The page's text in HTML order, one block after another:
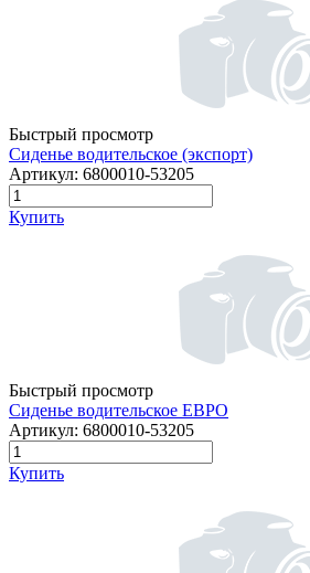
Быстрый просмотр
Сиденье водительское (экспорт)
Артикул: 6800010-53205
Купить
Быстрый просмотр
Сиденье водительское ЕВРО
Артикул: 6800010-53205
Купить